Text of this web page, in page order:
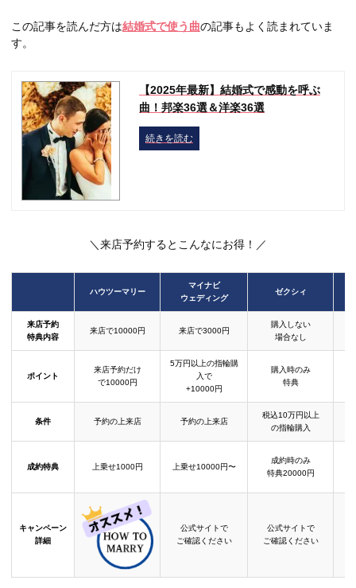
この記事を読んだ方は結婚式で使う曲の記事もよく読まれていま
す。
【2025年最新】結婚式で感動を呼ぶ
曲！邦楽36選＆洋楽36選
続きを読む
＼来店予約するとこんなにお得！／
ハウツーマリー
マイナビ
ウェディング
ゼクシィ
来店予約
特典内容
来店で10000円 来店で3000円
購入しない
場合なし
ポイント
来店予約だけ
で10000円
5万円以上の指輪購
入で
+10000円
購入時のみ
特典
条件 予約の上来店 予約の上来店
税込10万円以上
の指輪購入
成約特典 上乗せ1000円 上乗せ10000円〜
成約時のみ
特典20000円
キャンペーン
詳細
公式サイトで
ご確認ください
公式サイトで
ご確認ください